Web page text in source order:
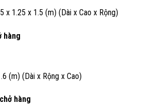
x 1.25 x 1.5 (m) (Dài x Cao x Rộng)
hàng
(m) (Dài x Rộng x Cao)
hàng